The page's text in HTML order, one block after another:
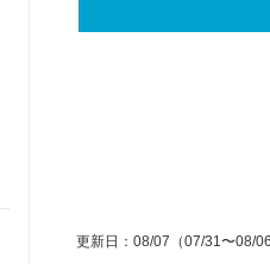
更新日 ： 08/07 （07/31〜08/